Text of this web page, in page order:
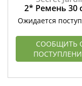
2* Ремень 30
Ожидается
СООБЩИТЬ